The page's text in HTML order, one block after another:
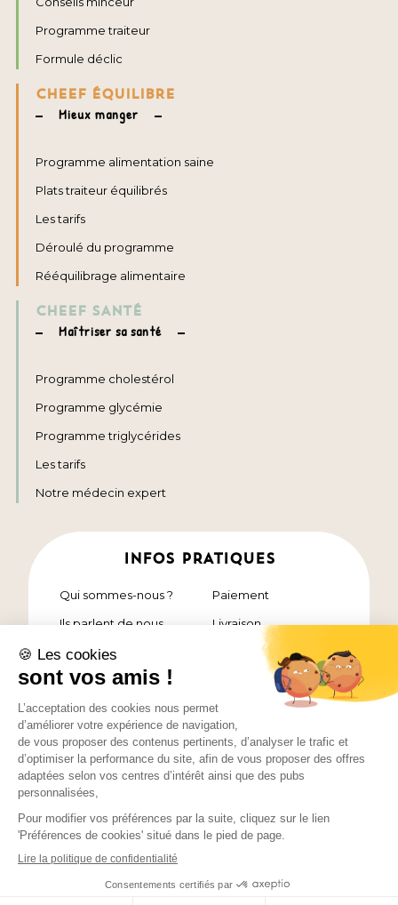
Programme traiteur
Formule déclic
CHEEF ÉQUILIBRE
Mieux manger
Programme alimentation saine
Plats traiteur équilibrés
Les tarifs
Déroulé du programme
Rééquilibrage alimentaire
CHEEF SANTÉ
Maîtriser sa santé
Programme cholestérol
Programme glycémie
Programme triglycérides
Les tarifs
Notre médecin expert
INFOS PRATIQUES
Qui sommes-nous ?
Ils parlent de nous
Nos chefs étoilés
FAQ
Qualité des plats
Résultats et
témoignages
Paiement
Livraison
Pack découverte
Notre cuisine
Mentions légales et confidentialité
Newsletter
Cookies Devenir affilié